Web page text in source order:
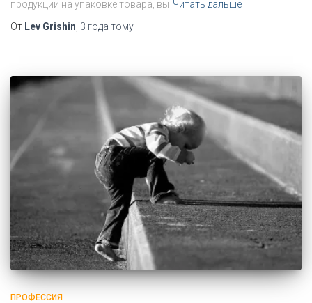
продукции на упаковке товара, вы Читать дальше
От Lev Grishin 3 года тому
ПРОФЕССИЯ